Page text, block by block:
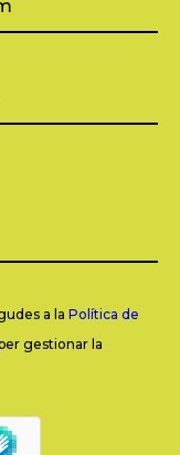
a la Política de
gestionar la